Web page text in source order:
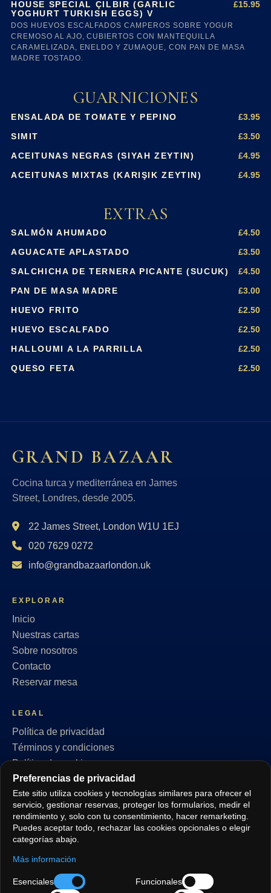
HOUSE SPECIAL ÇILBIR (GARLIC
YOGHURT TURKISH EGGS) V
£15.95
DOS HUEVOS ESCALFADOS CAMPEROS SOBRE YOGUR
CREMOSO AL AJO, CUBIERTOS CON MANTEQUILLA
CARAMELIZADA, ENELDO Y ZUMAQUE, CON PAN DE MASA
MADRE TOSTADO.
GUARNICIONES
ENSALADA DE TOMATE Y PEPINO £3.95
SIMIT £3.50
ACEITUNAS NEGRAS (SIYAH ZEYTIN) £4.95
ACEITUNAS MIXTAS (KARIŞIK ZEYTIN) £4.95
EXTRAS
SALMÓN AHUMADO £4.50
AGUACATE APLASTADO £3.50
SALCHICHA DE TERNERA PICANTE (SUCUK) £4.50
PAN DE MASA MADRE £3.00
HUEVO FRITO £2.50
HUEVO ESCALFADO £2.50
HALLOUMI A LA PARRILLA £2.50
QUESO FETA £2.50
GRAND BAZAAR
Cocina turca y mediterránea en James
Street, Londres, desde 2005.
22 James Street, London W1U 1EJ
020 7629 0272
info@grandbazaarlondon.uk
EXPLORAR
Inicio
Nuestras cartas
Sobre nosotros
Contacto
Reservar mesa
LEGAL
Política de privacidad
Términos y condiciones
Política de cookies
RGPD
Preferencias de privacidad
SÍGUENOS
IDIOMAS
Preferencias de privacidad
Este sitio utiliza cookies y tecnologías similares para ofrecer el
servicio, gestionar reservas, proteger los formularios, medir el
rendimiento y, solo con tu consentimiento, hacer remarketing.
Puedes aceptar todo, rechazar las cookies opcionales o elegir
categorías abajo.
Más información
Esenciales
Funcionales